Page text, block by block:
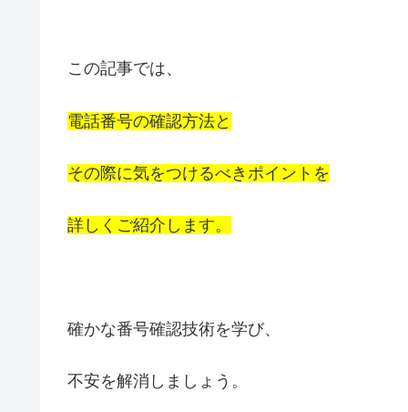
この記事では、
電話番号の確認方法と
その際に気をつけるべきポイントを
詳しくご紹介します。
確かな番号確認技術を学び、
不安を解消しましょう。